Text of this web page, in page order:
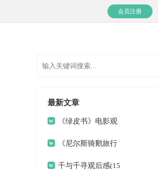
会员注册
最新文章
《绿皮书》电影观
后感《尼尔斯骑鹅旅行
记》读书笔记15篇
千与千寻观后感(15